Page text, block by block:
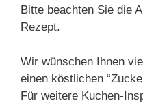
Bitte beachten Sie die
Rezept.
Wir wünschen Ihnen
einen köstlichen
Für weitere Kuchen-